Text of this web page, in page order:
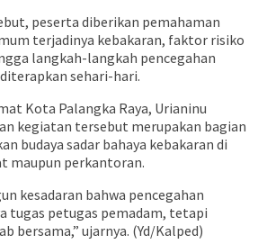
peserta diberikan pemahaman
terjadinya kebakaran, faktor risiko
langkah-langkah pencegahan
sehari-hari.
Kota Palangka Raya, Urianinu
kegiatan tersebut merupakan bagian
budaya sadar bahaya kebakaran di
maupun perkantoran.
kesadaran bahwa pencegahan
tugas petugas pemadam, tetapi
bersama,” ujarnya. (Yd/Kalped)